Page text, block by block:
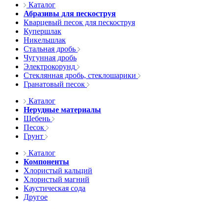
Каталог
Абразивы для пескоструя
Кварцевый песок для пескоструя
Купершлак
Никельшлак
Стальная дробь
Чугунная дробь
Электрокорунд
Стеклянная дробь, стеклошарики
Гранатовый песок
Каталог
Нерудные материалы
Щебень
Песок
Грунт
Каталог
Компоненты
Хлористый кальций
Хлористый магний
Каустическая сода
Другое